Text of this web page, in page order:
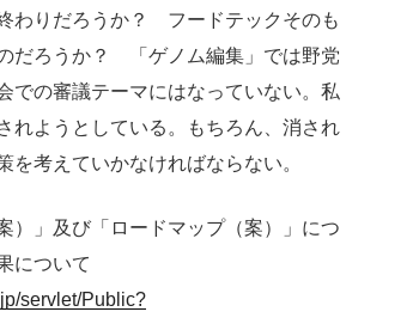
わりだろうか？ フードテックそのも
だろうか？ 「ゲノム編集」では野党
での審議テーマにはなっていない。私
れようとしている。もちろん、消され
考えていかなければならない。
）」及び「ロードマップ（案）」につ
について
servlet/Public?